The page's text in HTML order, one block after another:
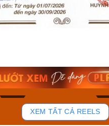
171
Mua ngay
XEM TẤT CẢ REELS